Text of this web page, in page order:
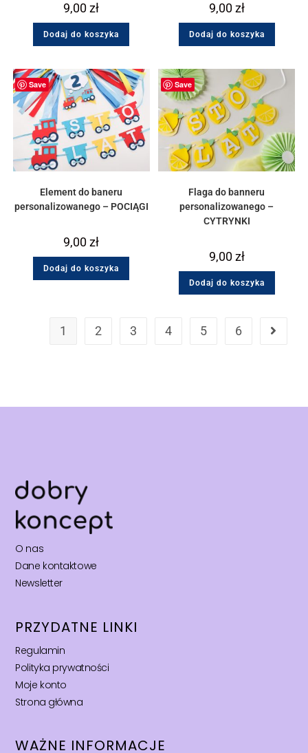
9,00zł
Dodaj do koszyka
9,00zł
Dodaj do koszyka
Save
Element do baneru
personalizowanego – POCIĄGI
9,00zł
Dodaj do koszyka
Save
Flaga do banneru
personalizowanego –
CYTRYNKI
9,00zł
Dodaj do koszyka
1 2 3 4 5 6
O nas
Dane kontaktowe
Newsletter
PRZYDATNE LINKI
Regulamin
Polityka prywatności
Moje konto
Strona główna
WAŻNE INFORMACJE